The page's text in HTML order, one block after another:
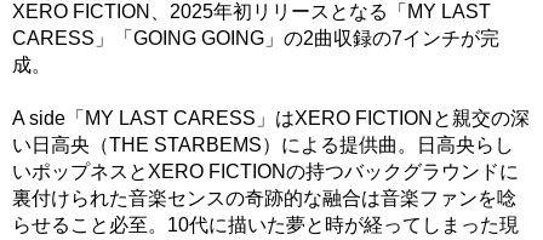
XERO FICTION、2025年初リリースとなる「MY LAST
CARESS」「GOING GOING」の2曲収録の7インチが完
成。
A side「MY LAST CARESS」はXERO FICTIONと親交の深
い日高央（THE STARBEMS）による提供曲。日高央らし
いポップネスとXERO FICTIONの持つバックグラウンドに
裏付けられた音楽センスの奇跡的な融合は音楽ファンを唸
らせること必至。10代に描いた夢と時が経ってしまった現